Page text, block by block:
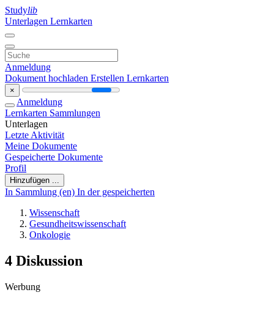
Studylib
Unterlagen Lernkarten
Anmeldung
Dokument hochladen Erstellen Lernkarten
×
Anmeldung
Lernkarten Sammlungen
Unterlagen
Letzte Aktivität
Meine Dokumente
Gespeicherte Dokumente
Profil
Hinzufügen ...
In Sammlung (en) In der gespeicherten
Wissenschaft
Gesundheitswissenschaft
Onkologie
4 Diskussion
Werbung